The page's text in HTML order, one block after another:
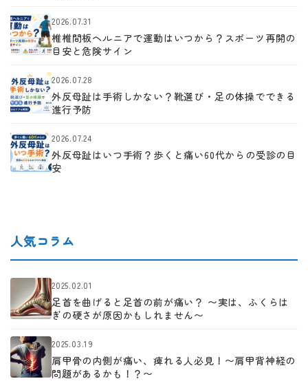
2026.07.31
椎椎間板ヘルニアで運動はいつから？スポーツ再開の
目安と危険サイン
2026.07.28
外反母趾は手術しかない？靴選び・足の体操でできる
進行予防
2026.07.24
外反母趾はいつ手術？歩くと痛い60代からの受診の目
安
人気コラム
2025.02.01
足首を曲げると足首の前が痛い？ 〜実は、ふくらは
ぎの硬さが原因かもしれません〜
2025.03.19
肩甲骨の内側が痛い、痺れる人必見！〜肩甲背神経の
問題があるかも！？〜